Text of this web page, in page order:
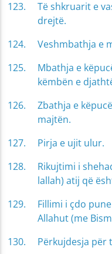
Të shkruarit e
drejtë.
Veshmbathja e
Mbathja e
këmbën e
Zbathja e
majtën.
Pirja e ujit ulur.
Rikujtimi i
lallah) atij që
Fillimi i çdo
Allahut (me
Përkujdesja për